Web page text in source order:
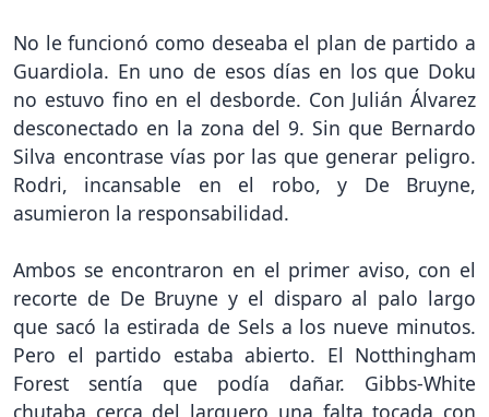
No le funcionó como deseaba el plan de partido a
Guardiola. En uno de esos días en los que Doku
no estuvo fino en el desborde. Con Julián Álvarez
desconectado en la zona del 9. Sin que Bernardo
Silva encontrase vías por las que generar peligro.
Rodri, incansable en el robo, y De Bruyne,
asumieron la responsabilidad.
Ambos se encontraron en el primer aviso, con el
recorte de De Bruyne y el disparo al palo largo
que sacó la estirada de Sels a los nueve minutos.
Pero el partido estaba abierto. El Notthingham
Forest sentía que podía dañar. Gibbs-White
chutaba cerca del larguero una falta tocada con